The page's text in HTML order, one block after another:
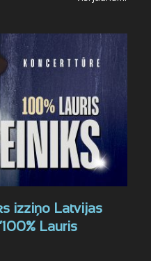
izziņo Latvijas
Lauris